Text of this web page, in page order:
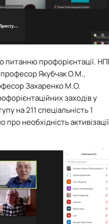
питанню профорієнтації.
Якубчак О.М.,
Захаренко М.О.
заходів у
на 211 спеціальність 1
необхідність активізації